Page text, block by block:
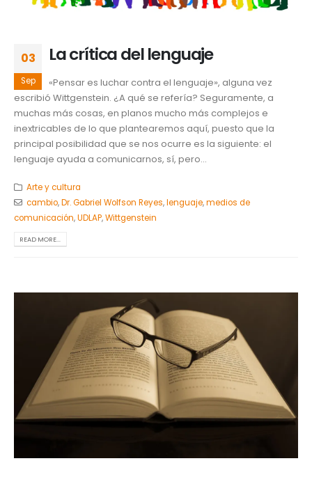
03
Sep
La crítica del lenguaje
«Pensar es luchar contra el lenguaje», alguna vez
escribió Wittgenstein. ¿A qué se refería? Seguramente, a
muchas más cosas, en planos mucho más complejos e
inextricables de lo que plantearemos aquí, puesto que la
principal posibilidad que se nos ocurre es la siguiente: el
lenguaje ayuda a comunicarnos, sí, pero...
Arte y cultura
cambio,Dr. Gabriel Wolfson Reyes,lenguaje,medios de
comunicación,UDLAP,Wittgenstein
READ MORE...